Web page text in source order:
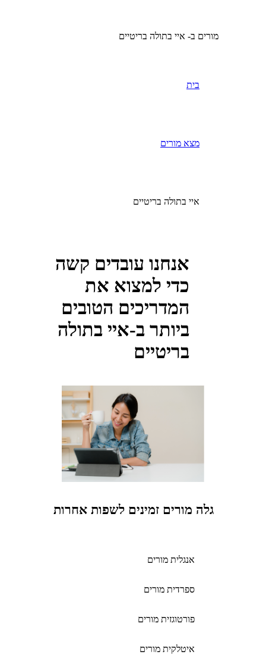
מורים ב- איי בתולה בריטיים
בית
מצא מורים
איי בתולה בריטיים
אנחנו עובדים קשה
כדי למצוא את
המדריכים הטובים
ביותר ב-איי בתולה
בריטיים
גלה מורים זמינים לשפות אחרות
אנגלית מורים
ספרדית מורים
פורטוגזית מורים
איטלקית מורים